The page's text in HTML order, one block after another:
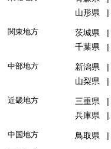
山形県
関東地方 茨城県
千葉県
中部地方 新潟県
山梨県
近畿地方 三重県
兵庫県
中国地方 鳥取県